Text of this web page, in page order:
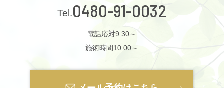
0480-91-0032
電話応対9:30～
施術時間10:00～